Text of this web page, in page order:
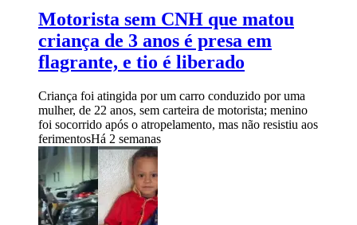
Motorista sem CNH que matou
criança de 3 anos é presa em
flagrante, e tio é liberado
Criança foi atingida por um carro conduzido por uma
mulher, de 22 anos, sem carteira de motorista; menino
foi socorrido após o atropelamento, mas não resistiu aos
ferimentosHá 2 semanas